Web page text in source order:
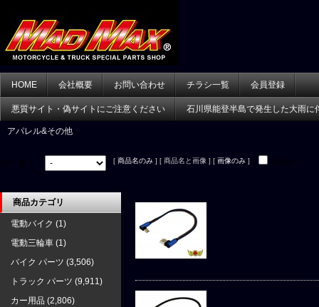
HOME 会社概要 お問い合わせ チラシ一覧 会員登録
悪質サイト・偽サイトにご注意ください 石川県能登半島で発生した大雨に
アパレル&その他
[ 商品名のみ ] [ 商品名と画像 ] [ 画像のみ ]
商品カテゴリ
電動バイク (1)
電動三輪車 (1)
バイク パーツ (3,506)
トラック パーツ (9,911)
カー用品 (2,806)